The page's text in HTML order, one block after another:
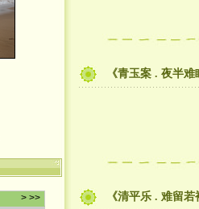
《青玉案 . 夜半
《清平乐 . 难留若